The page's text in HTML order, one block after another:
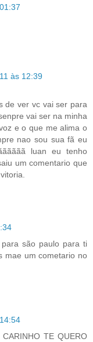
às 12:39
de ver vc vai ser para
vai ser na minha
e o que me alima o
nao sou sua fã eu
luan eu tenho
um comentario que
são paulo para ti
mae um cometario no
TE QUERO